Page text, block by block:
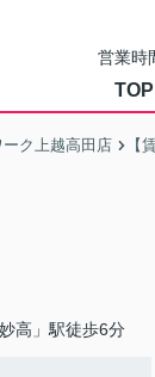
営業時
TOP
ク上越高田店 【
高」駅徒歩6分